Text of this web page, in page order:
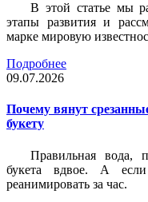
В этой статье мы
этапы развития и
марке мировую
Подробнее
09.07.2026
Почему вянут
букету
Правильная вода,
букета вдвое. А
реанимировать за час.